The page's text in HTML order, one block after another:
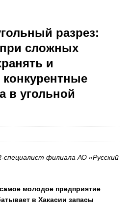
разрез:
при сложных
и
в угольной
специалист филиала АО «Русский
молодое предприятие
в Хакасии запасы